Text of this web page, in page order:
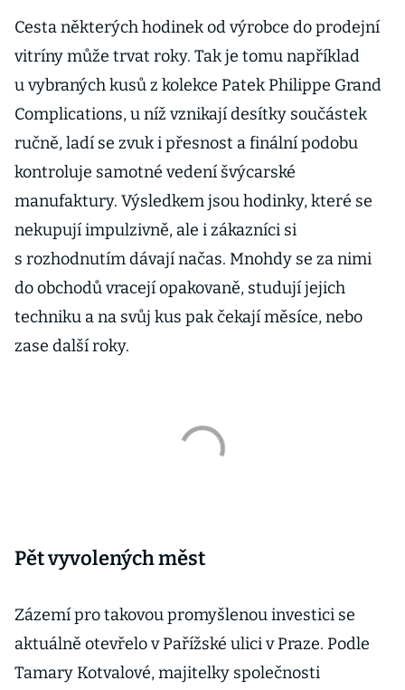
Cesta některých hodinek od výrobce do prodejní
vitríny může trvat roky. Tak je tomu například
u vybraných kusů z kolekce Patek Philippe Grand
Complications, u níž vznikají desítky součástek
ručně, ladí se zvuk i přesnost a finální podobu
kontroluje samotné vedení švýcarské
manufaktury. Výsledkem jsou hodinky, které se
nekupují impulzivně, ale i zákazníci si
s rozhodnutím dávají načas. Mnohdy se za nimi
do obchodů vracejí opakovaně, studují jejich
techniku a na svůj kus pak čekají měsíce, nebo
zase další roky.
Pět vyvolených měst
Zázemí pro takovou promyšlenou investici se
aktuálně otevřelo v Pařížské ulici v Praze. Podle
Tamary Kotvalové, majitelky společnosti